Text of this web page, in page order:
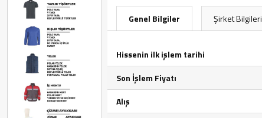
Genel Bilgiler Şirket Bilgileri
Hissenin ilk işlem tarihi
Son İşlem Fiyatı
Alış